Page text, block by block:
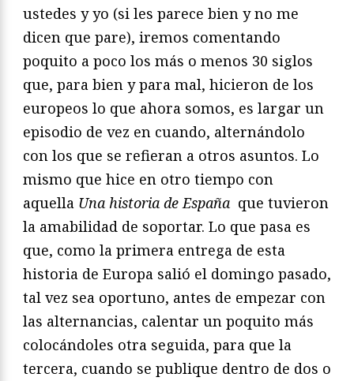
ustedes y yo (si les parece bien y no me
dicen que pare), iremos comentando
poquito a poco los más o menos 30 siglos
que, para bien y para mal, hicieron de los
europeos lo que ahora somos, es largar un
episodio de vez en cuando, alternándolo
con los que se refieran a otros asuntos. Lo
mismo que hice en otro tiempo con
aquella Una historia de España que tuvieron
la amabilidad de soportar. Lo que pasa es
que, como la primera entrega de esta
historia de Europa salió el domingo pasado,
tal vez sea oportuno, antes de empezar con
las alternancias, calentar un poquito más
colocándoles otra seguida, para que la
tercera, cuando se publique dentro de dos o